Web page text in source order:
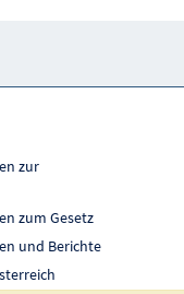
zur
zum Gesetz
und Berichte